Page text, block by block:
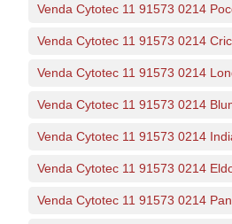
Venda Cytotec 11 91573 0214
Venda Cytotec 11 91573 0214
Venda Cytotec 11 91573 0214
Venda Cytotec 11 91573 0214
Venda Cytotec 11 91573 0214
Venda Cytotec 11 91573 0214
Venda Cytotec 11 91573 0214